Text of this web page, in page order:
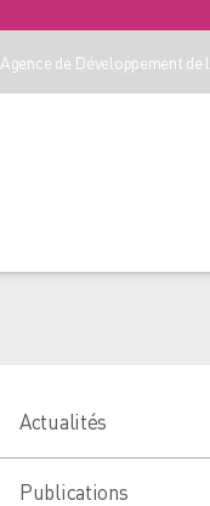
Agence de Développement
Actualités
Publications